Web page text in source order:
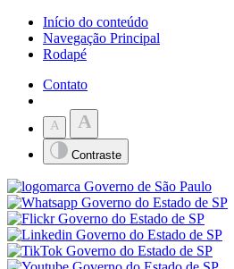
Início do conteúdo
Navegação Principal
Rodapé
Contato
A A
Contraste